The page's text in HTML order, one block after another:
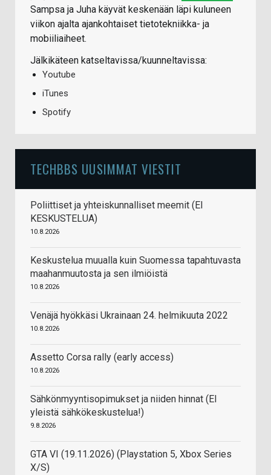
Sampsa ja Juha käyvät keskenään läpi kuluneen
viikon ajalta ajankohtaiset tietotekniikka- ja
mobiiliaiheet.
Jälkikäteen katseltavissa/kuunneltavissa:
Youtube
iTunes
Spotify
TECHBBS UUSIMMAT VIESTIT
Poliittiset ja yhteiskunnalliset meemit (EI
KESKUSTELUA)
10.8.2026
Keskustelua muualla kuin Suomessa tapahtuvasta
maahanmuutosta ja sen ilmiöistä
10.8.2026
Venäjä hyökkäsi Ukrainaan 24. helmikuuta 2022
10.8.2026
Assetto Corsa rally (early access)
10.8.2026
Sähkönmyyntisopimukset ja niiden hinnat (EI
yleistä sähkökeskustelua!)
9.8.2026
GTA VI (19.11.2026) (Playstation 5, Xbox Series
X/S)